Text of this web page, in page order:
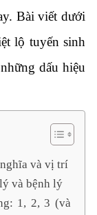
Bài viết dưới
lộ tuyến sinh
dấu hiệu
và vị trí
và bệnh lý
1, 2, 3 (và